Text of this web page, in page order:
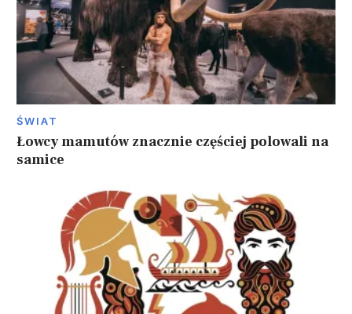
ŚWIAT
Łowcy mamutów znacznie częściej polowali na
samice